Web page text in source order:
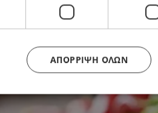
ΑΠΌΡΡΙΨΗ ΌΛΩΝ